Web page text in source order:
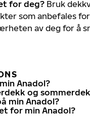
for deg? Bruk
som anbefales
av deg for å
Anadol?
og
min Anadol?
for min Anadol?